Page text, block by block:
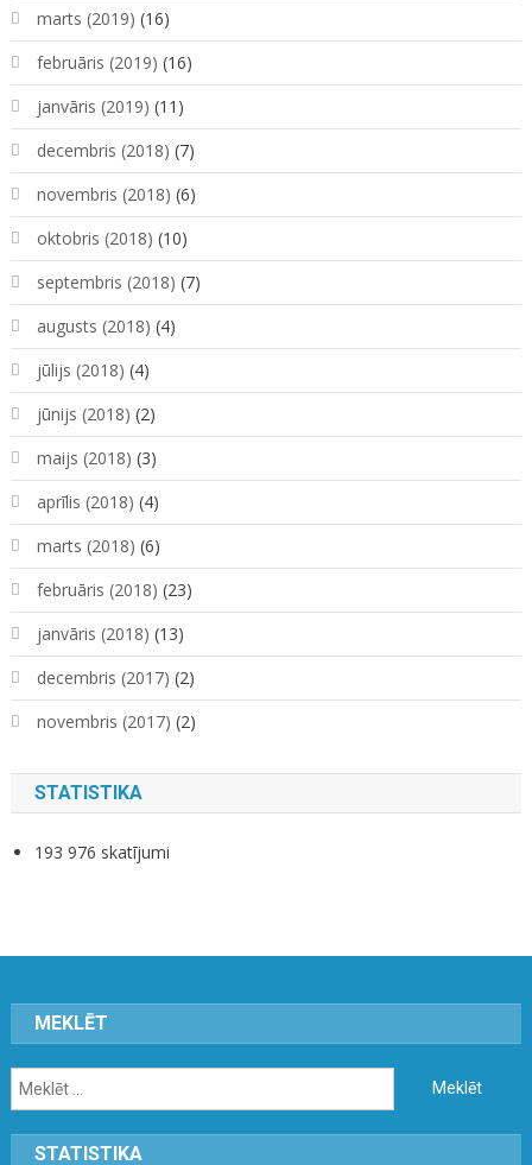
marts (2019) (16)
februāris (2019) (16)
janvāris (2019) (11)
decembris (2018) (7)
novembris (2018) (6)
oktobris (2018) (10)
septembris (2018) (7)
augusts (2018) (4)
jūlijs (2018) (4)
jūnijs (2018) (2)
maijs (2018) (3)
aprīlis (2018) (4)
marts (2018) (6)
februāris (2018) (23)
janvāris (2018) (13)
decembris (2017) (2)
novembris (2017) (2)
STATISTIKA
193 976 skatījumi
MEKLĒT
Meklēt:
STATISTIKA